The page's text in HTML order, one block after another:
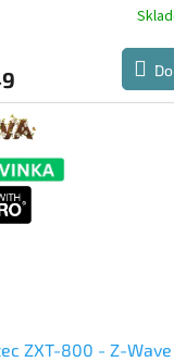
ZXT-800 - Z-Wave